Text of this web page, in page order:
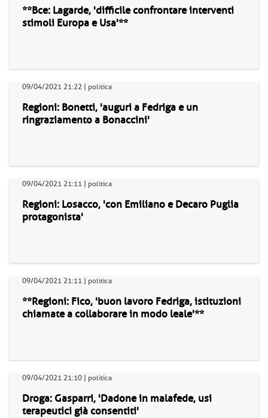
**Bce: Lagarde, 'difficile confrontare interventi
stimoli Europa e Usa'**
09/04/2021 21:22 | politica
Regioni: Bonetti, 'auguri a Fedriga e un
ringraziamento a Bonaccini'
09/04/2021 21:11 | politica
Regioni: Losacco, 'con Emiliano e Decaro Puglia
protagonista'
09/04/2021 21:11 | politica
**Regioni: Fico, 'buon lavoro Fedriga, istituzioni
chiamate a collaborare in modo leale'**
09/04/2021 21:10 | politica
Droga: Gasparri, 'Dadone in malafede, usi
terapeutici già consentiti'